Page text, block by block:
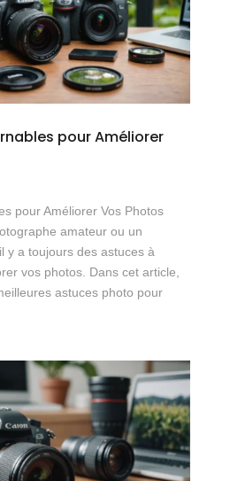
pour Améliorer
pour Améliorer Vos Photos
amateur ou un
y a toujours des astuces à
vos photos. Dans cet article,
astuces photo pour